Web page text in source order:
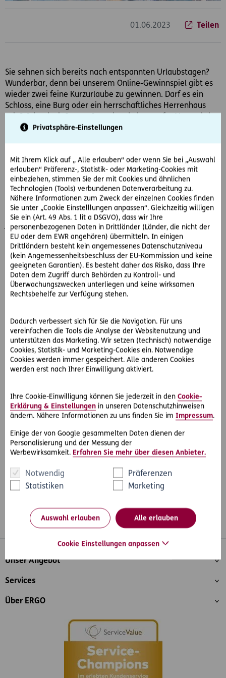
Privatsphäre-Einstellungen
Mit Ihrem Klick auf „ Alle erlauben“ oder wenn Sie bei „Auswahl
erlauben“ Präferenz-, Statistik- oder Marketing-Cookies mit
einbeziehen, stimmen Sie der mit Cookies und ähnlichen
Technologien (Tools) verbundenen Datenverarbeitung zu.
Nähere Informationen zum Zweck der einzelnen Cookies finden
Sie unter „Cookie Einstelllungen anpassen“. Gleichzeitig willigen
Sie ein (Art. 49 Abs. 1 lit a DSGVO), dass wir Ihre
personenbezogenen Daten in Drittländer (Länder, die nicht der
EU oder dem EWR angehören) übermitteln. In einigen
Drittländern besteht kein angemessenes Datenschutzniveau
(kein Angemessenheitsbeschluss der EU-Kommission und keine
geeigneten Garantien). Es besteht daher das Risiko, dass Ihre
Daten dem Zugriff durch Behörden zu Kontroll- und
Überwachungszwecken unterliegen und keine wirksamen
Rechtsbehelfe zur Verfügung stehen.
Dadurch verbessert sich für Sie die Navigation. Für uns
vereinfachen die Tools die Analyse der Websitenutzung und
unterstützen das Marketing. Wir setzen (technisch) notwendige
Cookies, Statistik- und Marketing-Cookies ein. Notwendige
Cookies werden immer gespeichert. Alle anderen Cookies
werden erst nach Ihrer Einwilligung aktiviert.
Ihre Cookie-Einwilligung können Sie jederzeit in den Cookie-
Erklärung & Einstellungen in unseren Datenschutzhinweisen
ändern. Nähere Informationen zu uns finden Sie im Impressum.
Einige der von Google gesammelten Daten dienen der
Personalisierung und der Messung der
Werbewirksamkeit. Erfahren Sie mehr über diesen Anbieter.
Notwendig
Präferenzen
Statistiken
Marketing
Auswahl erlauben Alle erlauben
Cookie Einstellungen anpassen
01.06.2023 Teilen
Sie sehnen sich bereits nach entspannten Urlaubstagen?
Wunderbar, denn bei unserem Online-Gewinnspiel gibt es
wieder zwei feine Kurzurlaube zu gewinnen. Darf es ein
Schloss, eine Burg oder ein herrschaftliches Herrenhaus
in der Alpe-Adria-Region?
Mit etwas Glück und Geschick können Sie diesmal entweder
einen dreitägigen Aufenthalt in historischen Gemäuern
oder in einem ausgewählten Hotel der Alpe-Adria-Region
gewinnen. Genießen Sie mediterranes Lebensgefühl oder
lassen Sie es sich herrschaftlich gut gehen, während Sie tief
in die Geschichte eintauchen. Die Gutscheine umfassen
jeweils zwei Übernachtungen für zwei Personen im
Doppelzimmer inklusive Frühstück.
So können Sie gewinnen:
Bei unserem Online-Gewinnspiel werden
aufeinanderfolgend unterschiedliche Symbole
eingeblendet. Ziel ist es, in 45 Sekunden Spieldauer
möglichst viele davon zum Thema Rechtsschutz
und Ihren Punktestand erkennen. Mehrere Spielversuche
sind möglich.
Teilnahmeschluss ist am 28. Juli 2023.
#eKonsulent 15
WhatsappFacebookInstagramLinkedInBlog
Unser Angebot
Services
Über ERGO